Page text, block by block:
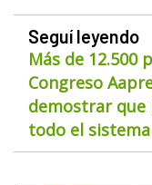
Seguí leyendo
Más de 12.500
Congreso
demostrar que
todo el